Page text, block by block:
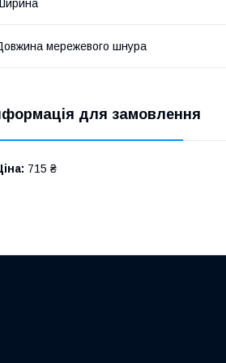
мережевого шнура
для замовлення
715 ₴